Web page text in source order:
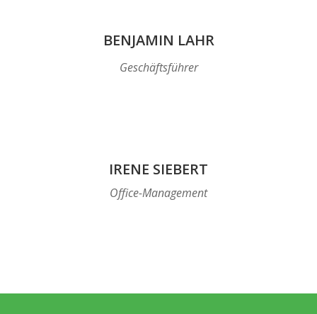
BENJAMIN LAHR
Geschäftsführer
IRENE SIEBERT
Office-Management